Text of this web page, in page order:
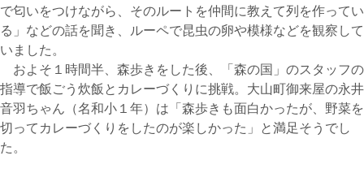
で匂いをつけながら、そのルートを仲間に教えて列を作ってい
る」などの話を聞き、ルーペで昆虫の卵や模様などを観察して
いました。
およそ１時間半、森歩きをした後、「森の国」のスタッフの
指導で飯ごう炊飯とカレーづくりに挑戦。大山町御来屋の永井
音羽ちゃん（名和小１年）は「森歩きも面白かったが、野菜を
切ってカレーづくりをしたのが楽しかった」と満足そうでし
た。